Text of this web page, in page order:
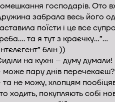
господарів. Ото
забрала весь його
поїсти і це все
та я тут з краєчку…”…
блін ))
на кухні – думу
може пару днів перечекаєш?
та не можу, хлопцям
ходить, покупляють собі